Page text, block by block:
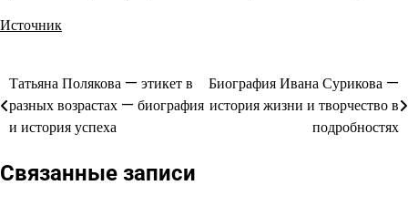
Источник
Навигация
по
Татьяна Полякова — этикет в
разных возрастах — биография
и история успеха
Биография Ивана Сурикова —
история жизни и творчество в
подробностях
Связанные записи